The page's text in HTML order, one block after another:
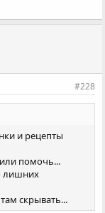
#228
и рецепты
помочь...
лишних
скрывать...